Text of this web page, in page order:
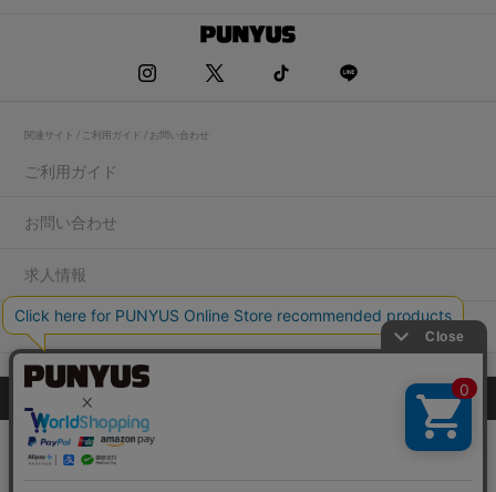
関連サイト / ご利用ガイド / お問い合わせ
ご利用ガイド
お問い合わせ
求人情報
店舗一覧
プライバシーポリシー